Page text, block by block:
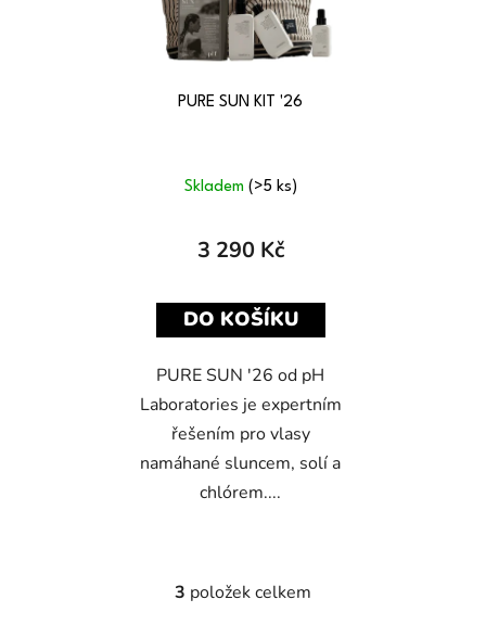
PURE SUN KIT '26
Skladem (>5 ks)
3 290 Kč
DO KOŠÍKU
PURE SUN '26 od pH
Laboratories je expertním
řešením pro vlasy
namáhané sluncem, solí a
chlórem....
O
3 položek celkem